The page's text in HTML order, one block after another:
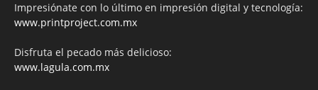
Impresiónate con lo último en impresión digital y tecnología:
www.printproject.com.mx
Disfruta el pecado más delicioso:
www.lagula.com.mx